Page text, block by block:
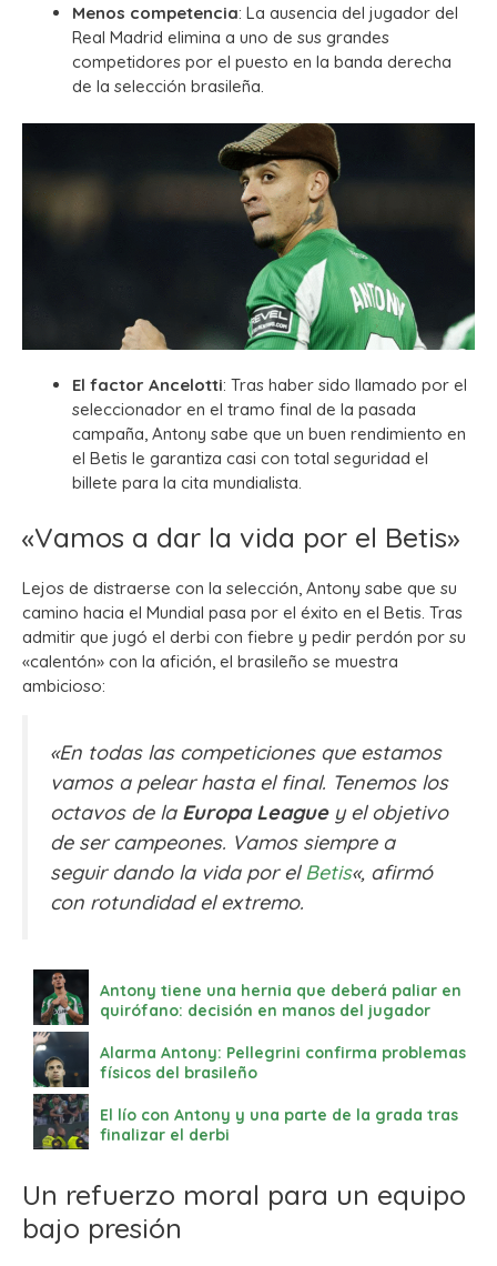
Menos competencia: La ausencia del jugador del
Real Madrid elimina a uno de sus grandes
competidores por el puesto en la banda derecha
de la selección brasileña.
El factor Ancelotti: Tras haber sido llamado por el
seleccionador en el tramo final de la pasada
campaña, Antony sabe que un buen rendimiento en
el Betis le garantiza casi con total seguridad el
billete para la cita mundialista.
«Vamos a dar la vida por el Betis»
Lejos de distraerse con la selección, Antony sabe que su
camino hacia el Mundial pasa por el éxito en el Betis. Tras
admitir que jugó el derbi con fiebre y pedir perdón por su
«calentón» con la afición, el brasileño se muestra
ambicioso:
«En todas las competiciones que estamos
vamos a pelear hasta el final. Tenemos los
octavos de la Europa Leaguey el objetivo
de ser campeones. Vamos siempre a
seguir dando la vida por elBetis«, afirmó
con rotundidad el extremo.
Antony tiene una hernia que deberá paliar en
quirófano: decisión en manos del jugador
Alarma Antony: Pellegrini confirma problemas
físicos del brasileño
El lío con Antony y una parte de la grada tras
finalizar el derbi
Un refuerzo moral para un equipo
bajo presión